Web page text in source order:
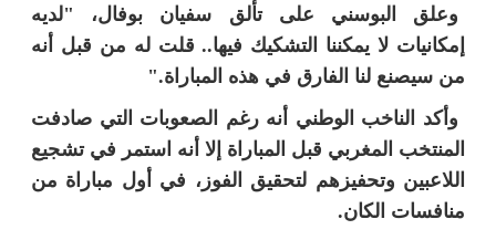
وعلق البوسني على تألق سفيان بوفال، "لديه
إمكانيات لا يمكننا التشكيك فيها.. قلت له من قبل أنه
من سيصنع لنا الفارق في هذه المباراة".
وأكد الناخب الوطني أنه رغم الصعوبات التي صادفت
المنتخب المغربي قبل المباراة إلا أنه استمر في تشجيع
اللاعبين وتحفيزهم لتحقيق الفوز، في أول مباراة من
منافسات الكان.